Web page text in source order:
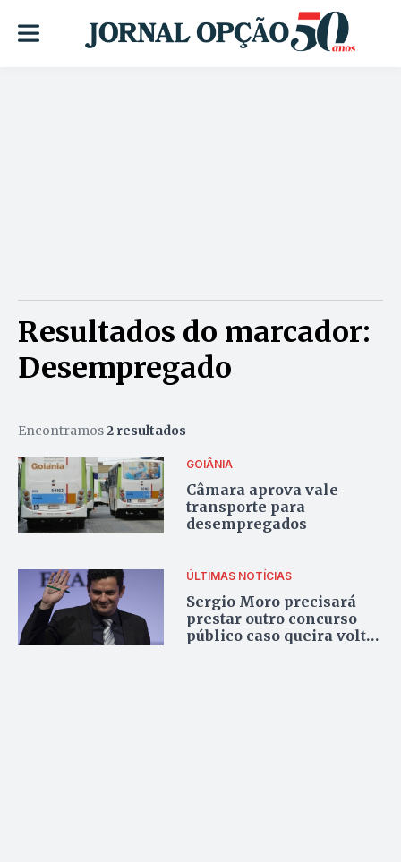
Resultados do marcador:
Desempregado
Encontramos2 resultados
GOIÂNIA
Câmara aprova vale
transporte para
desempregados
ÚLTIMAS NOTÍCIAS
Sergio Moro precisará
prestar outro concurso
público caso queira voltar